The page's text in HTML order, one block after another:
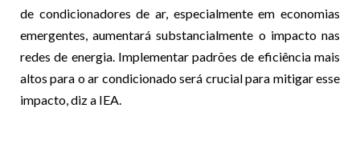
de condicionadores de ar, especialmente em economias
emergentes, aumentará substancialmente o impacto nas
redes de energia. Implementar padrões de eficiência mais
altos para o ar condicionado será crucial para mitigar esse
impacto, diz a IEA.